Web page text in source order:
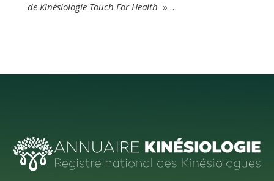
de Kinésiologie Touch For Health » …